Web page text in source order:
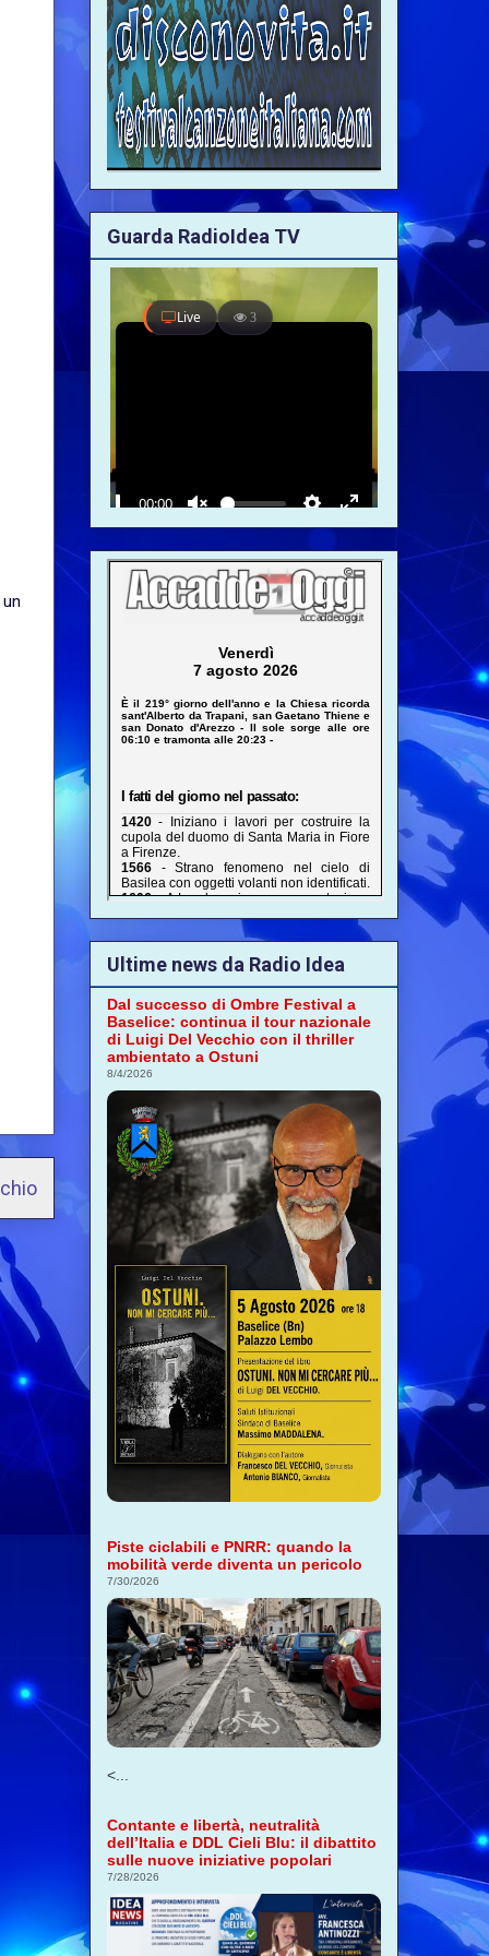
Guarda RadioIdea TV
Ultime news da Radio Idea
Dal successo di Ombre Festival a
Baselice: continua il tour nazionale
di Luigi Del Vecchio con il thriller
ambientato a Ostuni
8/4/2026
Piste ciclabili e PNRR: quando la
mobilità verde diventa un pericolo
7/30/2026
<...
Contante e libertà, neutralità
dell’Italia e DDL Cieli Blu: il dibattito
sulle nuove iniziative popolari
7/28/2026